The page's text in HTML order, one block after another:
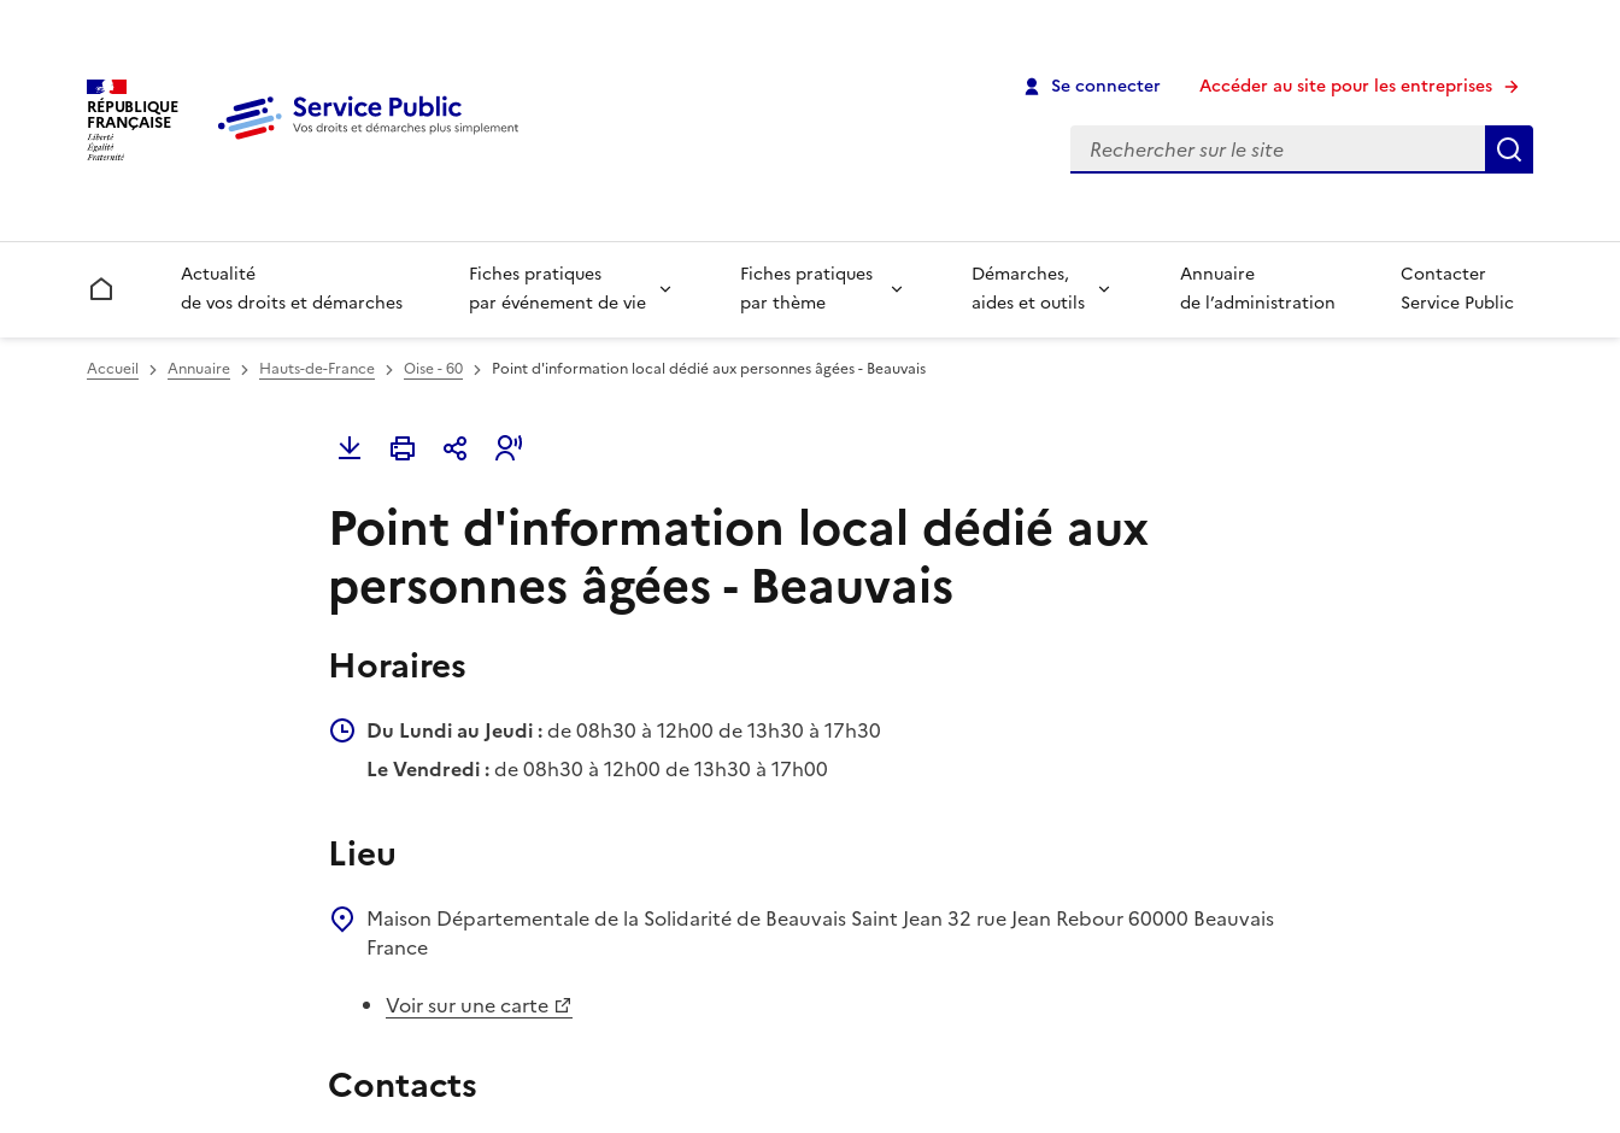
RÉPUBLIQUE
FRANÇAISE
Se connecter Accéder au site pour les entreprises
Recherche
Accueil
Actualité
de vos droits et démarches
Fiches pratiques
par événement de vie
Fiches pratiques
par thème
Démarches,
aides et outils
Annuaire
de l’administration
Contacter
Service Public
Accueil Annuaire Hauts-de-France Oise - 60 Point d'information local dédié aux personnes âgées - Beauvais
Point d'information local dédié aux
personnes âgées - Beauvais
Horaires
Du Lundi au Jeudi :de 08h30 à 12h00 de 13h30 à 17h30
Le Vendredi :de 08h30 à 12h00 de 13h30 à 17h00
Lieu
Maison Départementale de la Solidarité de Beauvais Saint Jean 32 rue Jean Rebour60000 Beauvais
France
Voir sur une carte
Contacts